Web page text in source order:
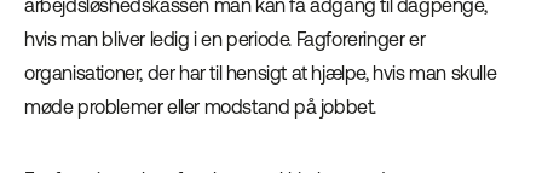
arbejdsløshedskassen man kan få adgang til dagpenge,
hvis man bliver ledig i en periode. Fagforeringer er
organisationer, der har til hensigt at hjælpe, hvis man skulle
møde problemer eller modstand på jobbet.